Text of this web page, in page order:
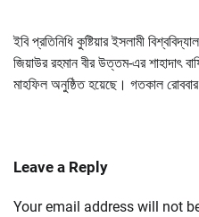
ইবি প্রতিনিধি কুষ্টিয়ার ইসলামী
জিয়াউর রহমান বীর উত্তম-এর শাহাদাৎ
মাহফিল অনুষ্ঠিত হয়েছে। গতকাল
Leave a Reply
Your email address will not